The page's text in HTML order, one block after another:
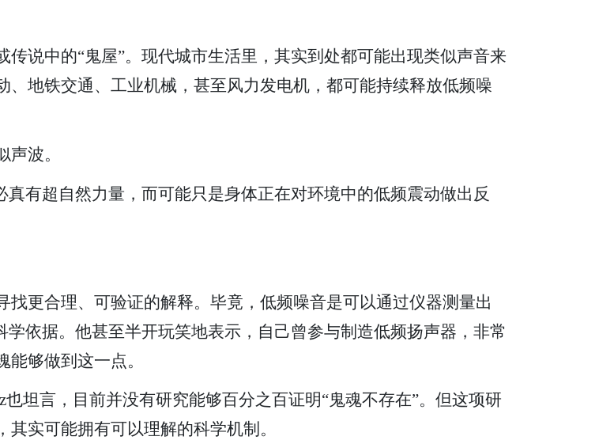
说中的“鬼屋”。现代城市生活里，其实到处都可能出现类似声音来
地铁交通、工业机械，甚至风力发电机，都可能持续释放低频噪
波。
有超自然力量，而可能只是身体正在对环境中的低频震动做出反
更合理、可验证的解释。毕竟，低频噪音是可以通过仪器测量出
依据。他甚至半开玩笑地表示，自己曾参与制造低频扬声器，非常
够做到这一点。
坦言，目前并没有研究能够百分之百证明“鬼魂不存在”。但这项研
实可能拥有可以理解的科学机制。